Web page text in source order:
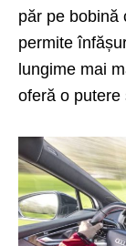
păr pe bobină
permite
lungime mai
oferă o putere